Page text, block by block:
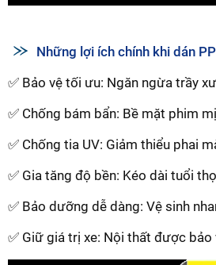
Những lợi ích chính khi dán
✅ Bảo vệ tối ưu: Ngăn ngừa trầy
✅ Chống bám bẩn: Bề mặt phim
✅ Chống tia UV: Giảm thiểu phai
✅ Gia tăng độ bền: Kéo dài tuổi
✅ Bảo dưỡng dễ dàng: Vệ sinh
✅ Giữ giá trị xe: Nội thất được